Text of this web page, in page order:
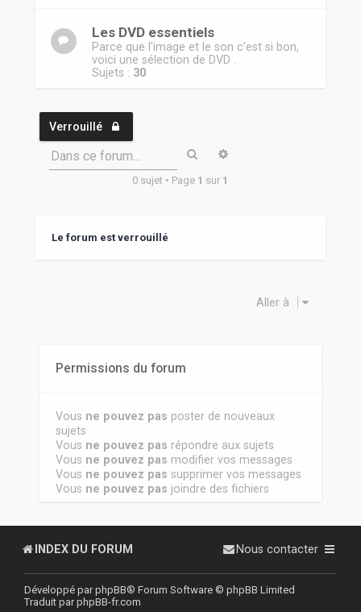
Les DVD essentiels
Parce que l'image et le son c'est si bon,
voici une sélection de DVD .
Sujets : 30
Verrouillé
Dans ce forum… Rechercher
0 sujet • Page 1 sur 1
Le forum est verrouillé
Aller à
Permissions du forum
Vous ne pouvez pas poster de nouveaux
sujets
Vous ne pouvez pas répondre aux sujets
Vous ne pouvez pas modifier vos messages
Vous ne pouvez pas supprimer vos messages
Vous ne pouvez pas joindre des fichiers
INDEX DU FORUM Nous contacter
Développé parphpBB® Forum Software © phpBB Limited
Traduit parphpBB-fr.com